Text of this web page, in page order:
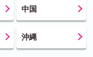
中国
沖縄